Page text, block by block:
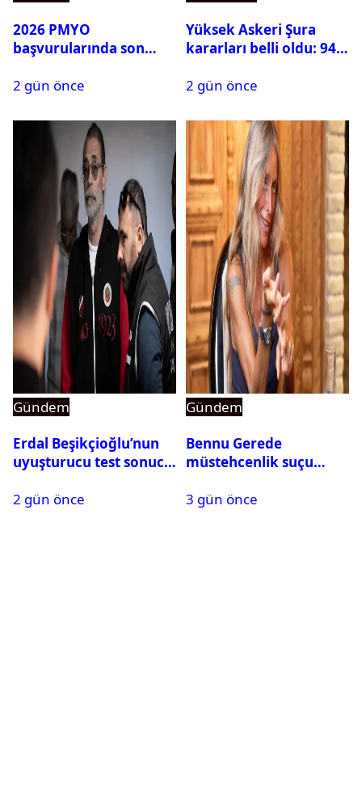
2026 PMYO
başvurularında son
2 gün önce
Yüksek Askeri Şura
kararları belli oldu: 94
2 gün önce
Gündem
Erdal Beşikçioğlu’nun
uyuşturucu test sonucu
2 gün önce
Gündem
Bennu Gerede
müstehcenlik suçu
alındı
3 gün önce